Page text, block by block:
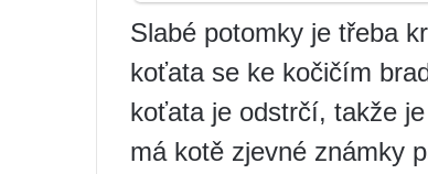
Slabé potomky je třeba
koťata se ke kočičím
koťata je odstrčí, takže
má kotě zjevné známky